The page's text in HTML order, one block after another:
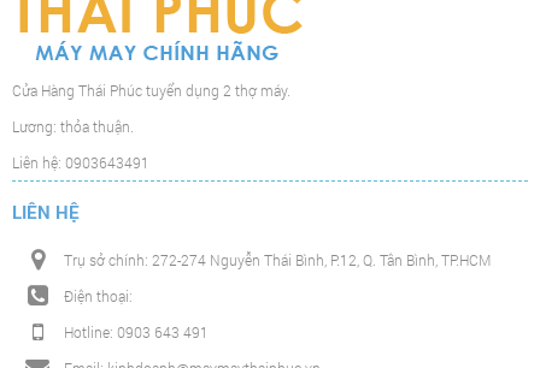
Cửa Hàng Thái Phúc tuyển dụng 2 thợ máy.
Lương: thỏa thuận.
Liên hệ: 0903643491
LIÊN HỆ
Trụ sở chính: 272-274 Nguyễn Thái Bình, P.12, Q. Tân Bình, TP.HCM
Điện thoại:
Hotline: 0903 643 491